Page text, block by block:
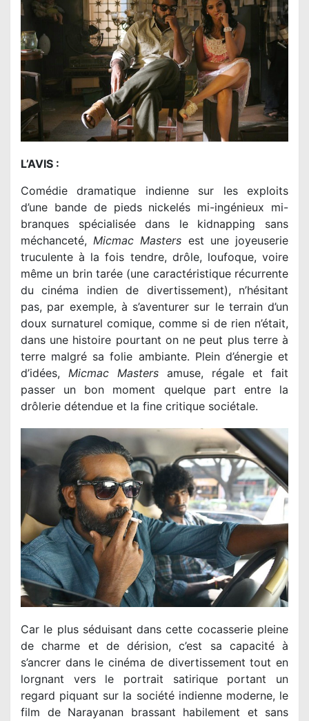
L’AVIS :
Comédie dramatique indienne sur les exploits
d’une bande de pieds nickelés mi-ingénieux mi-
branques spécialisée dans le kidnapping sans
méchanceté,Micmac Masters est une joyeuserie
truculente à la fois tendre, drôle, loufoque, voire
même un brin tarée (une caractéristique récurrente
du cinéma indien de divertissement), n’hésitant
pas, par exemple, à s’aventurer sur le terrain d’un
doux surnaturel comique, comme si de rien n’était,
dans une histoire pourtant on ne peut plus terre à
terre malgré sa folie ambiante. Plein d’énergie et
d’idées, Micmac Masters amuse, régale et fait
passer un bon moment quelque part entre la
drôlerie détendue et la fine critique sociétale.
Car le plus séduisant dans cette cocasserie pleine
de charme et de dérision, c’est sa capacité à
s’ancrer dans le cinéma de divertissement tout en
lorgnant vers le portrait satirique portant un
regard piquant sur la société indienne moderne, le
film de Narayanan brassant habilement et sans